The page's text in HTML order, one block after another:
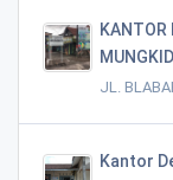
KANTOR
MUNGKID
JL.
Kantor